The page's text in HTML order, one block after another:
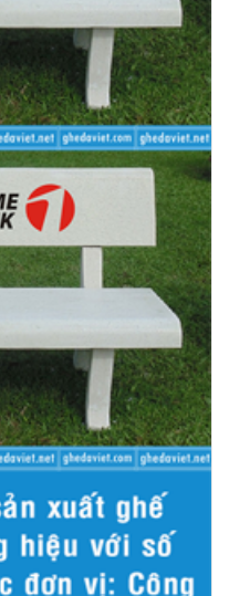
thẻ
vui lòng liên hệ với
hoặc để lại lời nhắn